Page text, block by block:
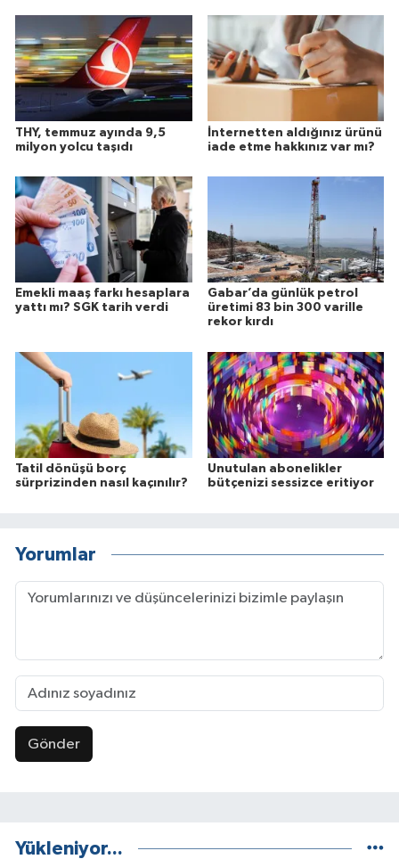
THY, temmuz ayında 9,5
milyon yolcu taşıdı
İnternetten aldığınız ürünü
iade etme hakkınız var mı?
Emekli maaş farkı hesaplara
yattı mı? SGK tarih verdi
Gabar’da günlük petrol
üretimi 83 bin 300 varille
rekor kırdı
Tatil dönüşü borç
sürprizinden nasıl kaçınılır?
Unutulan abonelikler
bütçenizi sessizce eritiyor
Yorumlar
Gönder
Yükleniyor...